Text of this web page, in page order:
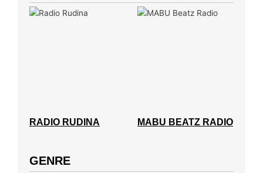
RADIO RUDINA MABU BEATZ RADIO
GENRE